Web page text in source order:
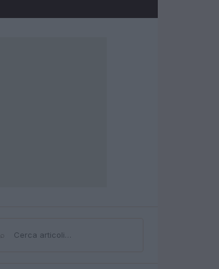
⌕Cerca